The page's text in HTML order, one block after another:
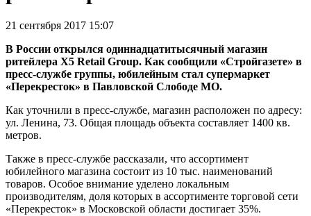
21 сентября 2017 15:07
В России открылся одиннадцатитысячный магазин
ритейлера X5 Retail Group. Как сообщили «Стройгазете» в
пресс-службе группы, юбилейным стал супермаркет
«Перекресток» в Павловской Слободе МО.
Как уточнили в пресс-службе, магазин расположен по адресу:
ул. Ленина, 73. Общая площадь объекта составляет 1400 кв.
метров.
Также в пресс-службе рассказали, что ассортимент
юбилейного магазина состоит из 10 тыс. наименований
товаров. Особое внимание уделено локальным
производителям, доля которых в ассортименте торговой сети
«Перекресток» в Московской области достигает 35%.